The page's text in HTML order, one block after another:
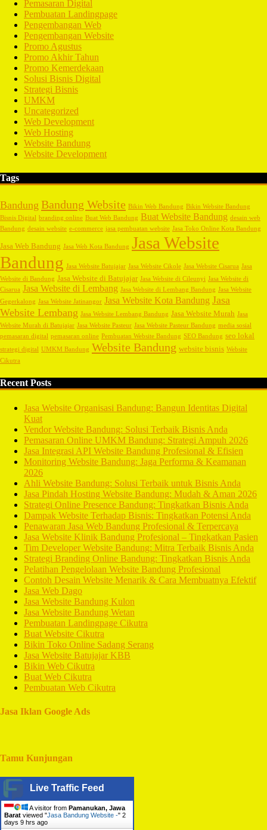
Pemasaran Digital
Pembuatan Landingpage
Pengembangan Web
Pengembangan Website
Promo Agustus
Promo Akhir Tahun
Promo Kemerdekaan
Solusi Bisnis Digital
Strategi Bisnis
UMKM
Uncategorized
Web Development
Web Hosting
Website Bandung
Website Development
Tags
Bandung Bandung Website Bikin Web Bandung Bikin Website Bandung
Bisnis Digital branding online Buat Web Bandung Buat Website Bandung desain web
Bandung desain website e-commerce jasa pembuatan website Jasa Toko Online Kota Bandung
Jasa Web Bandung Jasa Web Kota Bandung Jasa Website
Bandung Jasa Website Batujajar Jasa Website Cikole Jasa Website Cisarua Jasa
Website di Bandung Jasa Website di Batujajar Jasa Website di Cileunyi Jasa Website di
Cisarua Jasa Website di Lembang Jasa Website di Lembang Bandung Jasa Website
Gegerkalong Jasa Website Jatinangor Jasa Website Kota Bandung Jasa
Website Lembang Jasa Website Lembang Bandung Jasa Website Murah Jasa
Website Murah di Batujajar Jasa Website Pasteur Jasa Website Pasteur Bandung media sosial
pemasaran digital pemasaran online Pembuatan Website Bandung SEO Bandung seo lokal
strategi digital UMKM Bandung Website Bandung website bisnis Website
Cikutra
Recent Posts
Jasa Website Organisasi Bandung: Bangun Identitas Digital
Kuat
Vendor Website Bandung: Solusi Terbaik Bisnis Anda
Pemasaran Online UMKM Bandung: Strategi Ampuh 2026
Jasa Integrasi API Website Bandung Profesional & Efisien
Monitoring Website Bandung: Jaga Performa & Keamanan
2026
Ahli Website Bandung: Solusi Terbaik untuk Bisnis Anda
Jasa Pindah Hosting Website Bandung: Mudah & Aman 2026
Strategi Online Presence Bandung: Tingkatkan Bisnis Anda
Dampak Website Terhadap Bisnis: Tingkatkan Potensi Anda
Penawaran Jasa Web Bandung Profesional & Terpercaya
Jasa Website Klinik Bandung Profesional – Tingkatkan Pasien
Tim Developer Website Bandung: Mitra Terbaik Bisnis Anda
Strategi Branding Online Bandung: Tingkatkan Bisnis Anda
Pelatihan Pengelolaan Website Bandung Profesional
Contoh Desain Website Menarik & Cara Membuatnya Efektif
Jasa Web Dago
Jasa Website Bandung Kulon
Jasa Website Bandung Wetan
Pembuatan Landingpage Cikutra
Buat Website Cikutra
Bikin Toko Online Sadang Serang
Jasa Website Batujajar KBB
Bikin Web Cikutra
Buat Web Cikutra
Pembuatan Web Cikutra
Jasa Iklan Google Ads
Tamu Kunjungan
Live Traffic Feed
A visitor from Pamanukan, Jawa
Barat viewed "Jasa Bandung Website -" 2
days 9 hrs ago